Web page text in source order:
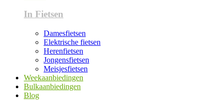
In Fietsen
Damesfietsen
Elektrische fietsen
Herenfietsen
Jongensfietsen
Meisjesfietsen
Weekaanbiedingen
Bulkaanbiedingen
Blog